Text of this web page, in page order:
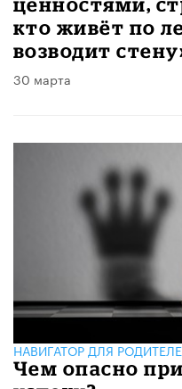
кто живёт по
возводит
30 марта
НАВИГАТОР ДЛЯ
​Чем опасно